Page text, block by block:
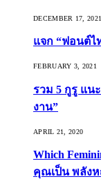
DECEMBER 17, 2021
แจก “ฟอนต์ไ
FEBRUARY 3, 2021
รวม 5 กูรู แน
งาน”
APRIL 21, 2020
Which
คุณเป็น พลังห